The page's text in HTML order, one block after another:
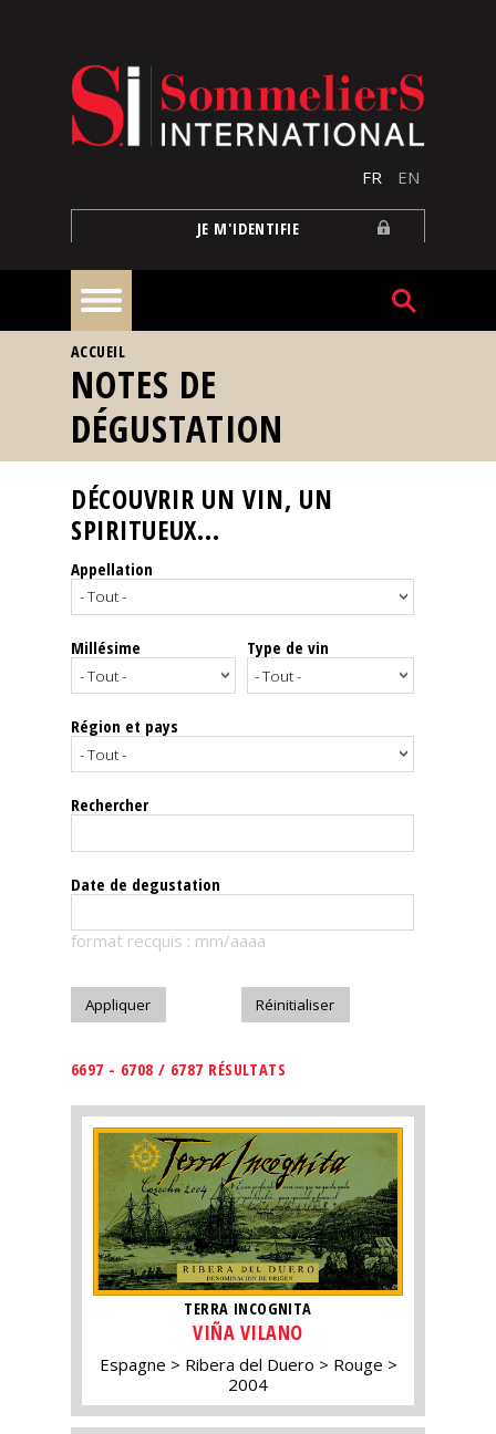
FR EN
JE M'IDENTIFIE
À
la
une
Reportages
Nos
Spiritueux
Notes
dégustation
Le
magazine
Télécharger
VOUS ÊTES ICI
ACCUEIL
NOTES DE
DÉGUSTATION
DÉCOUVRIR UN VIN, UN
SPIRITUEUX...
Appellation
Millésime Type de vin
Région et pays
Rechercher
Date de degustation
format recquis : mm/aaaa
6697 - 6708 / 6787 RÉSULTATS
TERRA INCOGNITA
VIÑA VILANO
Espagne Ribera del Duero
Rouge
2004